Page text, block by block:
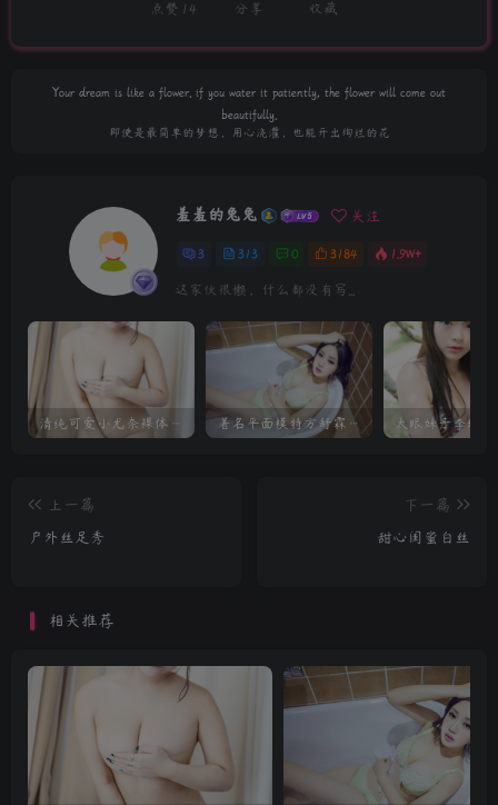
点赞 14 分享 收藏
Your dream is like a flower. if you water it patiently, the flower will come out
beautifully.
即使是最简单的梦想，用心浇灌，也能开出绚烂的花
羞羞的兔兔 关注
3 313 0 3184 1.9W+
这家伙很懒，什么都没有写...
清纯可爱小尤奈裸体私房照前凸后翘迷人 著名平面模特方舒霖私房写真
上一篇
户外丝足秀
下一篇
甜心闺蜜白丝
相关推荐